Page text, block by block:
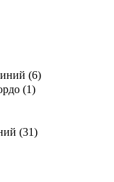
(6)
(1)
(31)